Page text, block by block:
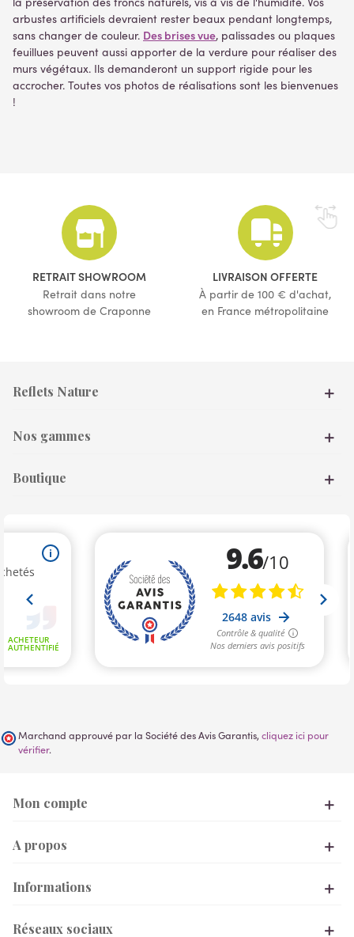
arbustes artificiels devraient rester beaux pendant longtemps,
sans changer de couleur. Des brises vue, palissades ou plaques
feuillues peuvent aussi apporter de la verdure pour réaliser des
murs végétaux. Ils demanderont un support rigide pour les
accrocher. Toutes vos photos de réalisations sont les bienvenues
!
RETRAIT SHOWROOM
Retrait dans notre
showroom de Craponne
LIVRAISON OFFERTE
À partir de 100 € d'achat,
en France métropolitaine
Reflets Nature
Nos gammes
Boutique
Marchand approuvé par la Société des Avis Garantis, cliquez ici pour
vérifier.
Mon compte
A propos
Informations
Réseaux sociaux